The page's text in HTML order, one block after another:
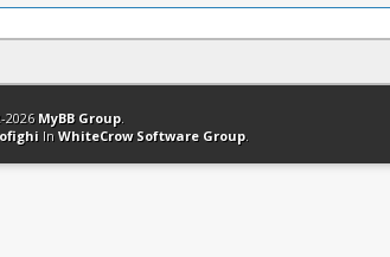
Retourner en haut Version bas-débit (Archivé)
2026 MyBB Group.
In WhiteCrow Software Group.